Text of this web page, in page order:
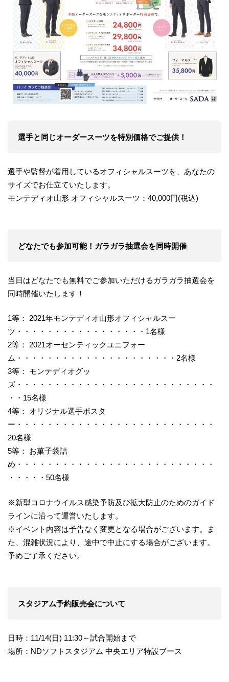
選手と同じオーダースーツを特別価格でご提供！
選手や監督が着用しているオフィシャルスーツを、あなたの
サイズでお仕立ていたします。
モンテディオ山形 オフィシャルスーツ：40,000円(税込)
どなたでも参加可能！ガラガラ抽選会を同時開催
当日はどなたでも無料でご参加いただけるガラガラ抽選会を
同時開催いたします！
1等： 2021年モンテディオ山形オフィシャルスー
ツ・・・・・・・・・・・・・・・・・1名様
2等： 2021オーセンティックユニフォー
ム・・・・・・・・・・・・・・・・・・・・・2名様
3等： モンテディオグッ
ズ・・・・・・・・・・・・・・・・・・・・・・・・・・
・・15名様
4等： オリジナル選手ポスタ
ー・・・・・・・・・・・・・・・・・・・・・・・・・・
20名様
5等： お菓子袋詰
め・・・・・・・・・・・・・・・・・・・・・・・・・・
・・・・・50名様
※新型コロナウイルス感染予防及び拡大防止のためのガイド
ラインに沿って運営いたします。
※イベント内容は予告なく変更となる場合がございます。ま
た、混雑状況により、途中で中止にする場合がございます。
予めご了承ください。
スタジアム予約販売会について
日時：11/14(日) 11:30～試合開始まで
場所：NDソフトスタジアム 中央エリア特設ブース